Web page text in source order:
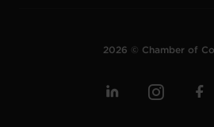
2026 © Chamber of